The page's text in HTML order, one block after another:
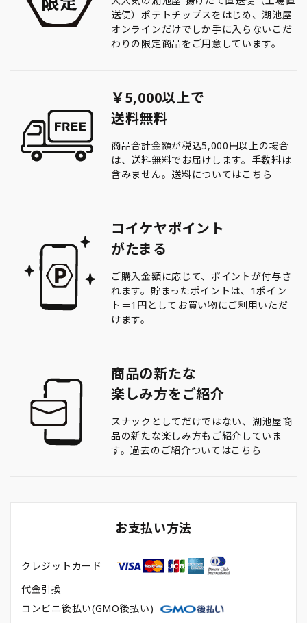
送便）ポテトチップスをはじめ、湖池屋
オンラインだけでしか手に入らないこだ
わりの限定商品をご用意しています。
￥5,000以上で
送料無料
商品合計金額が税込5,000円以上の場合
は、送料無料でお届けします。手数料は
含みません。送料についてはこちら
コイケヤポイント
がたまる
ご購入金額に応じて、ポイントが付与さ
れます。貯まったポイントは、1ポイン
ト＝1円としてお買い物にご利用いただ
けます。
商品の新たな
楽しみ方をご紹介
スナックとしてだけではない、湖池屋商
品の新たな楽しみ方もご紹介していま
す。過去のご紹介ついてはこちら
お支払い方法
クレジットカード
代金引換
コンビニ後払い(GMO後払い)